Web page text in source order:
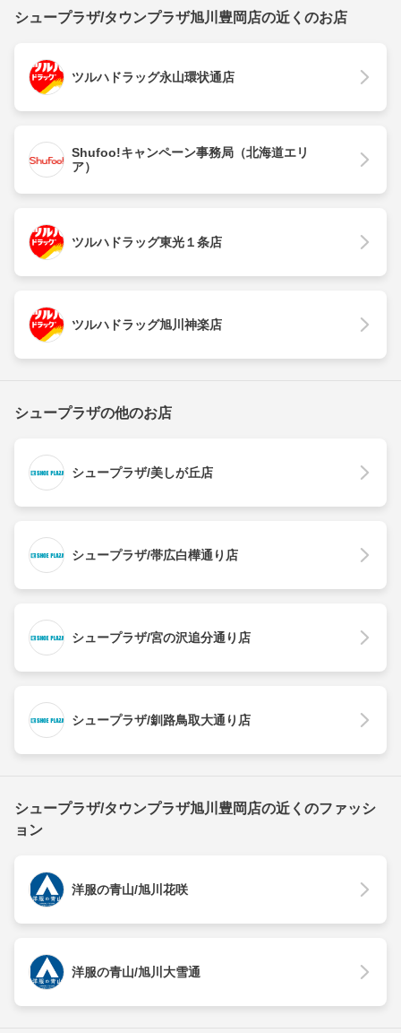
シュープラザ/タウンプラザ旭川豊岡店の近くのお店
ツルハドラッグ永山環状通店
Shufoo!キャンペーン事務局（北海道エリ
ア）
ツルハドラッグ東光１条店
ツルハドラッグ旭川神楽店
シュープラザの他のお店
シュープラザ/美しが丘店
シュープラザ/帯広白樺通り店
シュープラザ/宮の沢追分通り店
シュープラザ/釧路鳥取大通り店
シュープラザ/タウンプラザ旭川豊岡店の近くのファッシ
ョン
洋服の青山/旭川花咲
洋服の青山/旭川大雪通